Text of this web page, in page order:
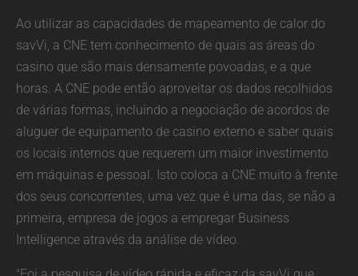
Ao utilizar as capacidades de mapeamento de calor do
savVi, a CNE tem conhecimento de quais as áreas do
casino que são mais densamente povoadas, e a que
horas. A CNE pode então aproveitar os dados recolhidos
de várias formas, incluindo a negociação de acordos de
aluguer de equipamento de casino externo e saber quais
os locais internos que requerem um maior investimento
em máquinas e pessoal. Isto coloca a CNE muito à frente
dos seus concorrentes, uma vez que é uma das, se não a
primeira, empresa de jogos a empregar Business
Intelligence através da análise de vídeo.